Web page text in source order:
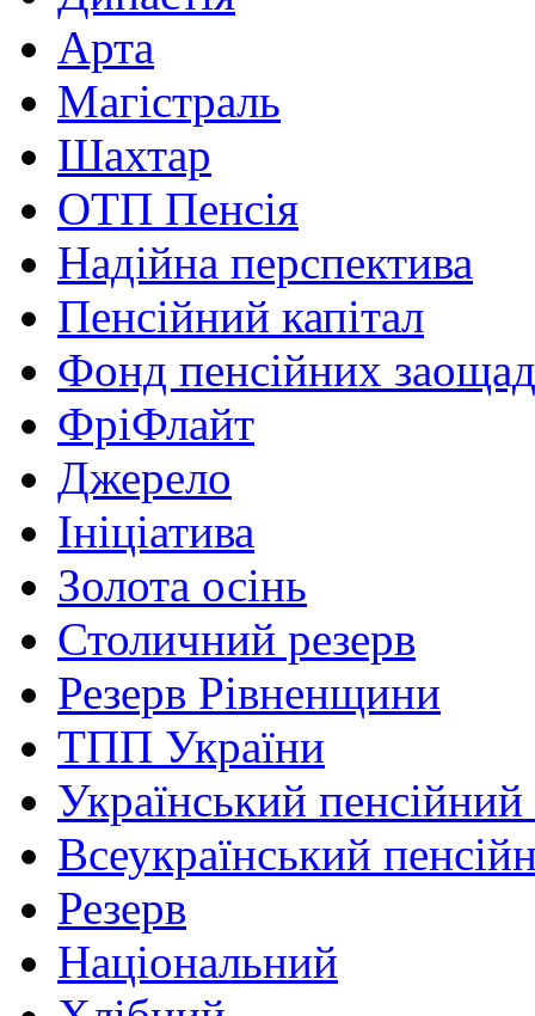
Арта
Магістраль
Шахтар
ОТП Пенсія
Надійна перспектива
Пенсійний капітал
Фонд пенсійних
ФріФлайт
Джерело
Ініціатива
Золота осінь
Столичний резерв
Резерв Рівненщини
ТПП України
Український
Всеукраїнський
Резерв
Національний